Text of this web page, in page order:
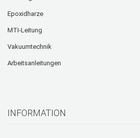
Epoxidharze
MTI-Leitung
Vakuumtechnik
Arbeitsanleitungen
INFORMATION